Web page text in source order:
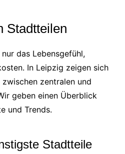
Stadtteilen
das Lebensgefühl,
In Leipzig zeigen sich
zentralen und
geben einen Überblick
und Trends.
Stadtteile